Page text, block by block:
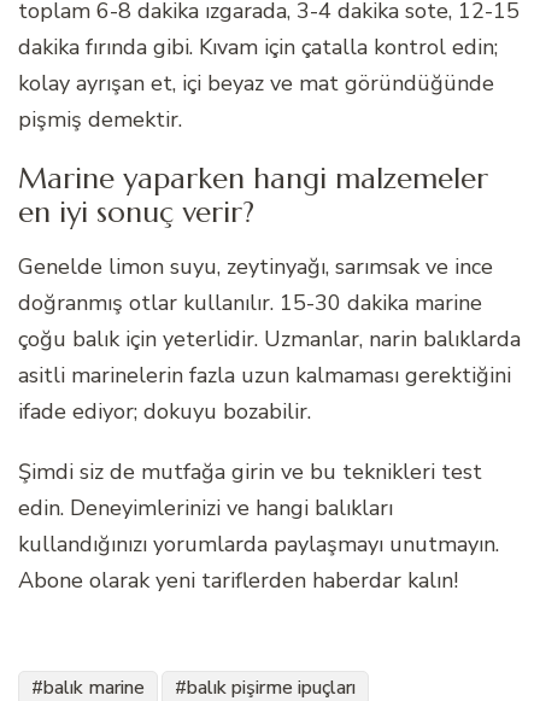
toplam 6-8 dakika ızgarada, 3-4 dakika sote, 12-15
dakika fırında gibi. Kıvam için çatalla kontrol edin;
kolay ayrışan et, içi beyaz ve mat göründüğünde
pişmiş demektir.
Marine yaparken hangi malzemeler
en iyi sonuç verir?
Genelde limon suyu, zeytinyağı, sarımsak ve ince
doğranmış otlar kullanılır. 15-30 dakika marine
çoğu balık için yeterlidir. Uzmanlar, narin balıklarda
asitli marinelerin fazla uzun kalmaması gerektiğini
ifade ediyor; dokuyu bozabilir.
Şimdi siz de mutfağa girin ve bu teknikleri test
edin. Deneyimlerinizi ve hangi balıkları
kullandığınızı yorumlarda paylaşmayı unutmayın.
Abone olarak yeni tariflerden haberdar kalın!
balık marine balık pişirme ipuçları